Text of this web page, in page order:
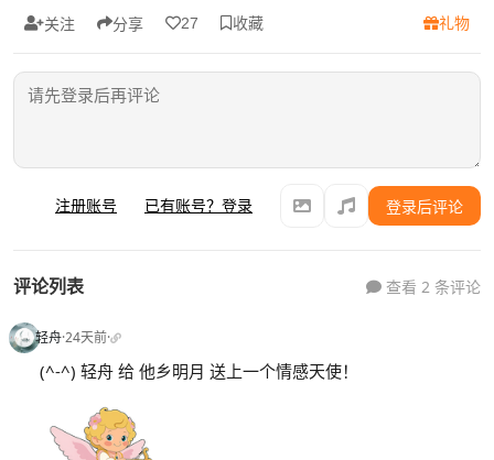
关注 分享 27 收藏 礼物
注册账号 已有账号？登录 登录后评论
评论列表 查看 2 条评论
轻舟·24天前·
(^-^) 轻舟 给 他乡明月 送上一个情感天使！